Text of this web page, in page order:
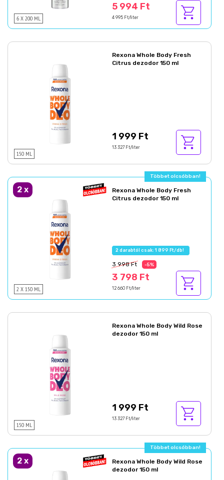
6 X 200 ML
5 994 Ft
4 995 Ft/liter
150 ML
Rexona Whole Body Fresh
Citrus dezodor 150 ml
1 999 Ft
13 327 Ft/liter
Többet olcsóbban!
2 x
2 X 150 ML
Rexona Whole Body Fresh
Citrus dezodor 150 ml
2 darabtól csak: 1 899 Ft/db!
3 998 Ft -5%
3 798 Ft
12 660 Ft/liter
150 ML
Rexona Whole Body Wild Rose
dezodor 150 ml
1 999 Ft
13 327 Ft/liter
Többet olcsóbban!
2 x
Rexona Whole Body Wild Rose
dezodor 150 ml